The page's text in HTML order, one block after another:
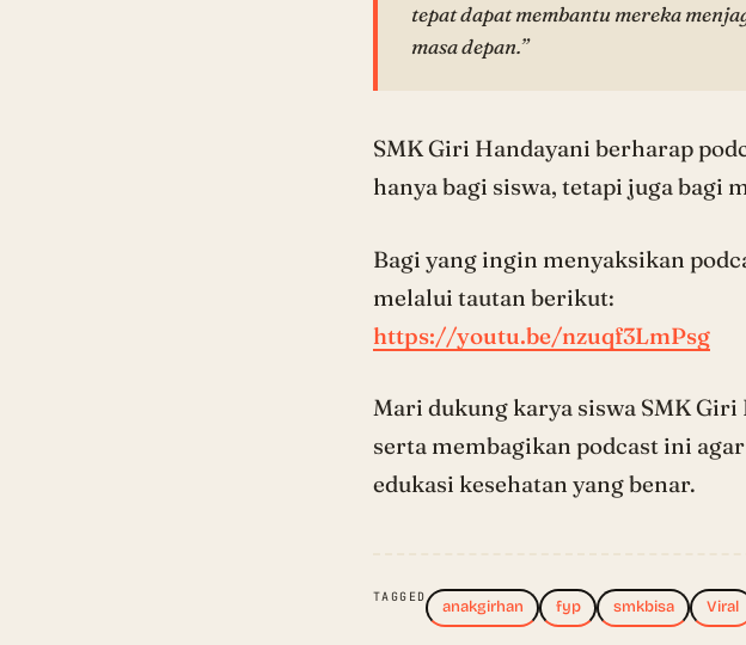
tepat dapat membantu mereka
masa depan.”
SMK Giri Handayani berharap
hanya bagi siswa, tetapi juga bagi
Bagi yang ingin menyaksikan
melalui tautan berikut:
https://youtu.be/nzuqf3LmPsg
Mari dukung karya siswa SMK
serta membagikan podcast ini
edukasi kesehatan yang benar.
TAGGED
anakgirhan fyp smkbisa Viral